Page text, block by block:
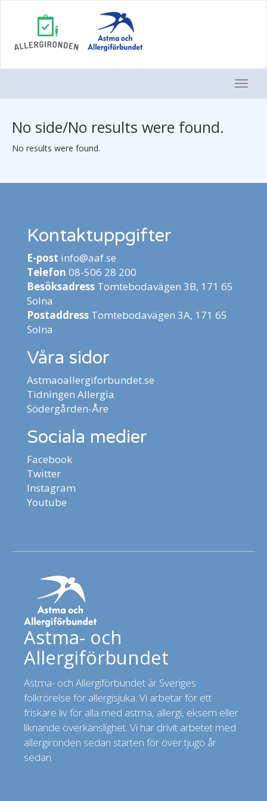
No side/No results were found.
No results were found.
Kontaktuppgifter
E-post info@aaf.se
Telefon 08-506 28 200
Besöksadress Tomtebodavägen 3B, 171 65
Solna
Postaddress Tomtebodavägen 3A, 171 65
Solna
Våra sidor
Astmaoallergiforbundet.se
Tidningen Allergia
Södergården-Åre
Sociala medier
Facebook
Twitter
Instagram
Youtube
Astma- och
Allergiförbundet
Astma- och Allergiförbundet är Sveriges
folkrörelse för allergisjuka. Vi arbetar för ett
friskare liv för alla med astma, allergi, eksem eller
liknande överkänslighet. Vi har drivit arbetet med
allergironden sedan starten för över tjugo år
sedan.